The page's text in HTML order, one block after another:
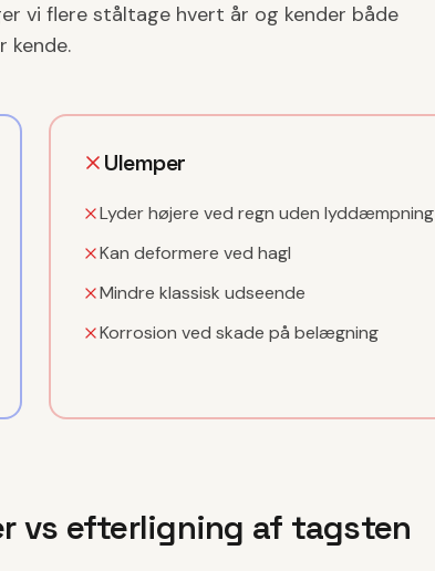
vi flere ståltage hvert år og kender både
kende.
Ulemper
Lyder højere ved regn uden lyddæmpning
Kan deformere ved hagl
Mindre klassisk udseende
Korrosion ved skade på belægning
vs efterligning af tagsten